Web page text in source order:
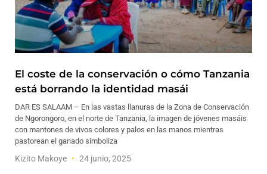
El coste de la conservación o cómo Tanzania
está borrando la identidad masái
DAR ES SALAAM – En las vastas llanuras de la Zona de Conservación
de Ngorongoro, en el norte de Tanzania, la imagen de jóvenes masáis
con mantones de vivos colores y palos en las manos mientras
pastorean el ganado simboliza
Kizito Makoye 24 junio, 2025